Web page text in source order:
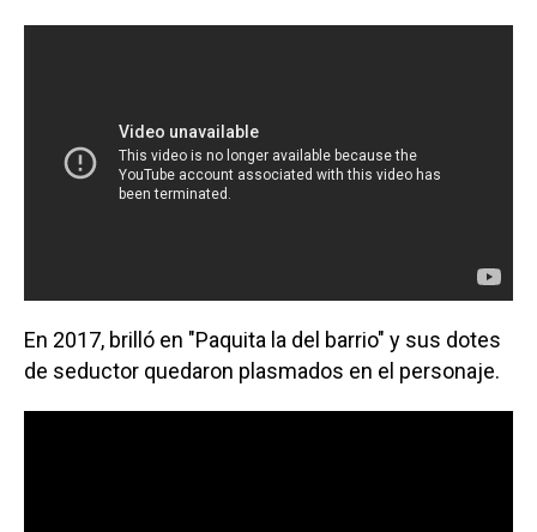
En 2017, brilló en "Paquita la del barrio" y sus dotes
de seductor quedaron plasmados en el personaje.